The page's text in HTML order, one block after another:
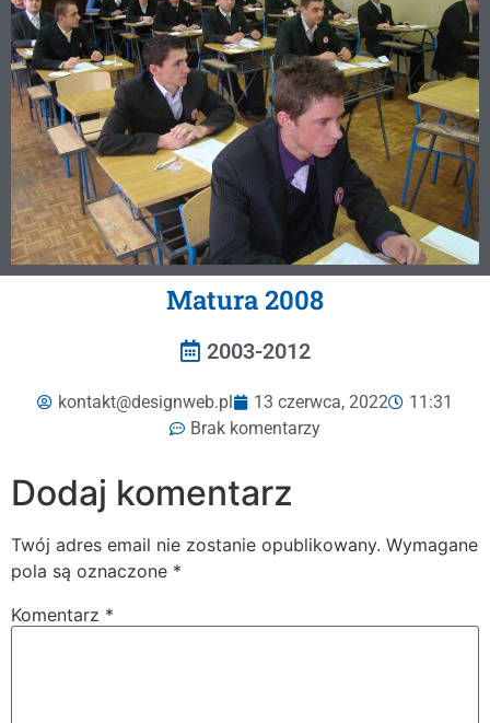
Matura 2008
2003-2012
kontakt@designweb.pl 13 czerwca, 2022
11:31
Brak komentarzy
Dodaj komentarz
Twój adres email nie zostanie opublikowany. Wymagane
pola są oznaczone *
Komentarz *